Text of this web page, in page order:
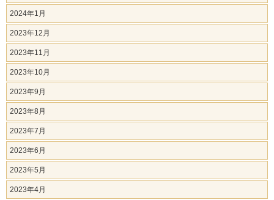
2024年1月
2023年12月
2023年11月
2023年10月
2023年9月
2023年8月
2023年7月
2023年6月
2023年5月
2023年4月